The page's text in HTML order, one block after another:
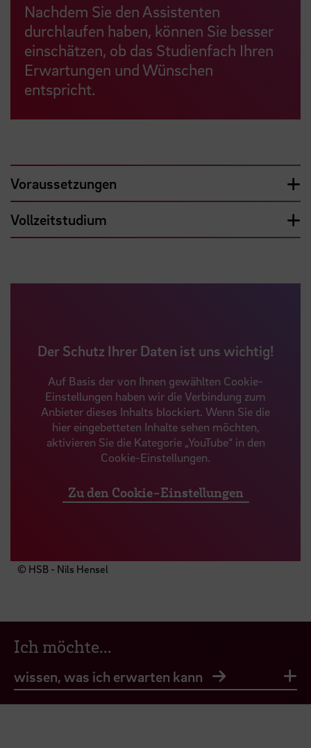
Nachdem Sie den Assistenten
durchlaufen haben, können Sie besser
einschätzen, ob das Studienfach Ihren
Erwartungen und Wünschen
entspricht.
Voraussetzungen
Vollzeitstudium
Der Schutz Ihrer Daten ist uns wichtig!
Auf Basis der von Ihnen gewählten Cookie-
Einstellungen haben wir die Verbindung zum
Anbieter dieses Inhalts blockiert. Wenn Sie die
hier eingebetteten Inhalte sehen möchten,
aktivieren Sie die Kategorie „YouTube“ in den
Cookie-Einstellungen.
Zu den Cookie-Einstellungen
© HSB - Nils Hensel
Ich möchte...
die Berufsperspektiven kennen